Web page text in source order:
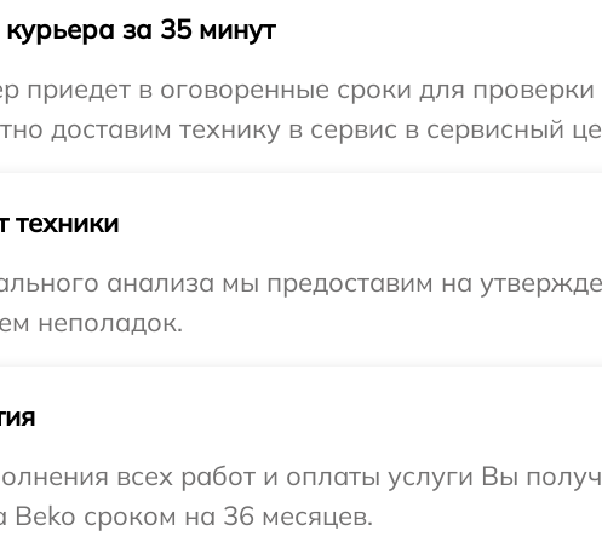
за 35 минут
приедет в оговоренные сроки для
доставим технику в сервис в сервисный
техники
анализа мы предоставим на
неполадок.
всех работ и оплаты услуги Вы
Beko сроком на 36 месяцев.